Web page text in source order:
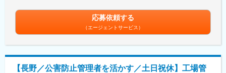
応募依頼する
（エージェントサービス）
【長野／公害防止管理者を活かす／土日祝休】工場管